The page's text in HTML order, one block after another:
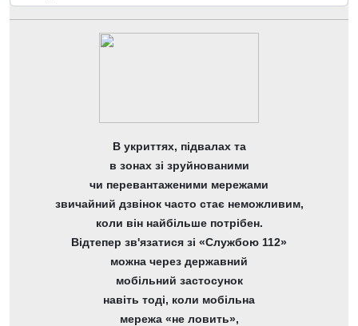
В укриттях, підвалах та
в зонах зі зруйнованими
чи перевантаженими мережами
звичайний дзвінок часто стає неможливим,
коли він найбільше потрібен.
Відтепер зв'язатися зі «Службою 112»
можна через державний
мобільний застосунок
навіть тоді, коли мобільна
мережа «не ловить»,